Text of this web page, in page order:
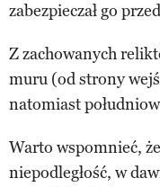
zabezpieczał go
Z zachowanych
muru (od strony
natomiast
Warto wspomnieć,
niepodległość, w